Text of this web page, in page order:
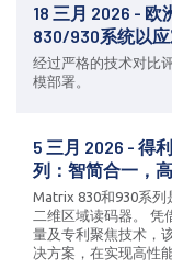
18 三月 2026 - 欧
830/930系统以
经过严格的技术对比
模部署。
5 三月 2026 - 得
列：智简合一，
Matrix 830和930系列
二维区域读码器。 凭
量及专利聚焦技术，
决方案，在实现高性